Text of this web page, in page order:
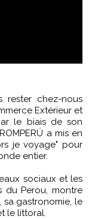
Extérieur et
le biais de son
a mis en
je voyage" pour
entier.
sociaux et les
du Perou, montre
gastronomie, le
le littoral.